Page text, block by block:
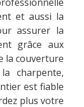
et aussi la
assurer la
grâce aux
la couverture
charpente,
est fiable
plus votre